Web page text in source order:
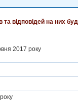
та відповідей на
2017 року